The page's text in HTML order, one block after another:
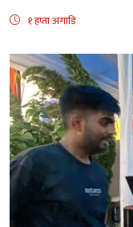
१ हप्ता अगाडि